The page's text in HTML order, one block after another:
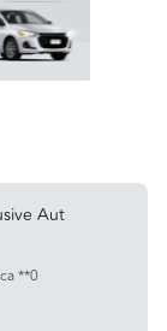
Aut
**0